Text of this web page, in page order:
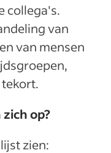
collega's.
van
van mensen
op?
zien: